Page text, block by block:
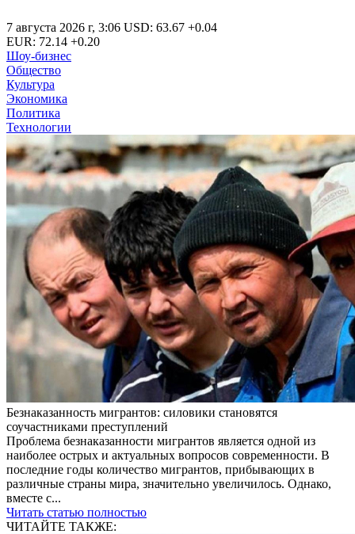
7 августа 2026 г, 3:06 USD: 63.67 +0.04
EUR: 72.14 +0.20
Шоу-бизнес
Общество
Культура
Экономика
Политика
Технологии
Безнаказанность мигрантов: силовики становятся
соучастниками преступлений
Проблема безнаказанности мигрантов является одной из
наиболее острых и актуальных вопросов современности. В
последние годы количество мигрантов, прибывающих в
различные страны мира, значительно увеличилось. Однако,
вместе с...
Читать статью полностью
ЧИТАЙТЕ ТАКЖЕ: